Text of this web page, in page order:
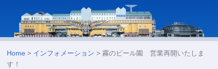
Home > インフォメーション > 霧のビール園 営業再開いたしま
す！